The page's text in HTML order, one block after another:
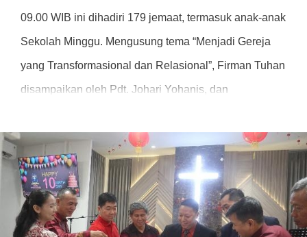
09.00 WIB ini dihadiri 179 jemaat, termasuk anak-anak
Sekolah Minggu. Mengusung tema “Menjadi Gereja
yang Transformasional dan Relasional”, Firman Tuhan
disampaikan oleh Pdt. Johari Yohanis, dan